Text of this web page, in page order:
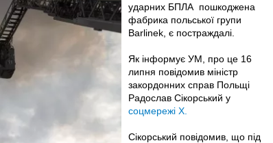
ударних БПЛА пошкоджена
фабрика польської групи
Barlinek, є постраждалі.
Як інформує УМ, про це 16
липня повідомив міністр
закордонних справ Польщі
Радослав Сікорський у
соцмережі Х.
Сікорський повідомив, що під